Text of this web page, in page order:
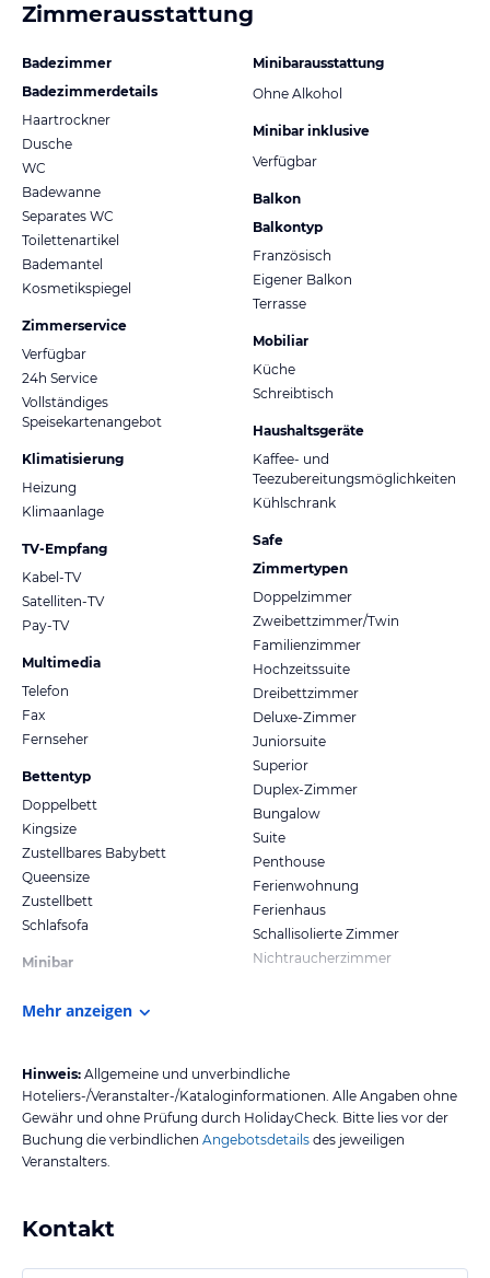
Zimmerausstattung
Badezimmer
Badezimmerdetails
Haartrockner
Dusche
WC
Badewanne
Separates WC
Toilettenartikel
Bademantel
Kosmetikspiegel
Zimmerservice
Verfügbar
24h Service
Vollständiges
Speisekartenangebot
Klimatisierung
Heizung
Klimaanlage
TV-Empfang
Kabel-TV
Satelliten-TV
Pay-TV
Multimedia
Telefon
Fax
Fernseher
Bettentyp
Doppelbett
Kingsize
Zustellbares Babybett
Queensize
Zustellbett
Schlafsofa
Minibar
Minibarausstattung
Ohne Alkohol
Minibar inklusive
Verfügbar
Balkon
Balkontyp
Französisch
Eigener Balkon
Terrasse
Mobiliar
Küche
Schreibtisch
Haushaltsgeräte
Kaffee- und
Teezubereitungsmöglichkeiten
Kühlschrank
Safe
Zimmertypen
Doppelzimmer
Zweibettzimmer/Twin
Familienzimmer
Hochzeitssuite
Dreibettzimmer
Deluxe-Zimmer
Juniorsuite
Superior
Duplex-Zimmer
Bungalow
Suite
Penthouse
Ferienwohnung
Ferienhaus
Schallisolierte Zimmer
Nichtraucherzimmer
Mehr anzeigen
Hinweis: Allgemeine und unverbindliche
Hoteliers-/Veranstalter-/Kataloginformationen. Alle Angaben ohne
Gewähr und ohne Prüfung durch HolidayCheck. Bitte lies vor der
Buchung die verbindlichen Angebotsdetails des jeweiligen
Veranstalters.
Kontakt